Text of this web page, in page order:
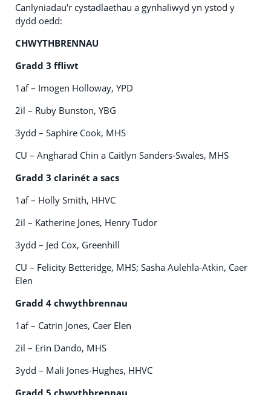
Canlyniadau'r cystadlaethau a gynhaliwyd yn ystod y
dydd oedd:
CHWYTHBRENNAU
Gradd 3 ffliwt
1af – Imogen Holloway, YPD
2il – Ruby Bunston, YBG
3ydd – Saphire Cook, MHS
CU – Angharad Chin a Caitlyn Sanders-Swales, MHS
Gradd 3 clarinét a sacs
1af – Holly Smith, HHVC
2il – Katherine Jones, Henry Tudor
3ydd – Jed Cox, Greenhill
CU – Felicity Betteridge, MHS; Sasha Aulehla-Atkin, Caer
Elen
Gradd 4 chwythbrennau
1af – Catrin Jones, Caer Elen
2il – Erin Dando, MHS
3ydd – Mali Jones-Hughes, HHVC